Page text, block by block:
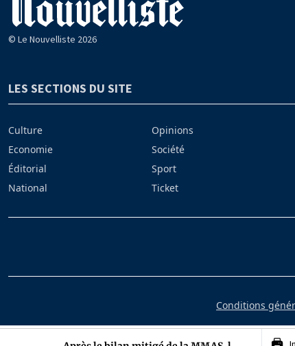
© Le Nouvelliste 2026
LES SECTIONS DU SITE
Culture
Economie
Éditorial
National
Opinions
Société
Sport
Ticket
Conditions